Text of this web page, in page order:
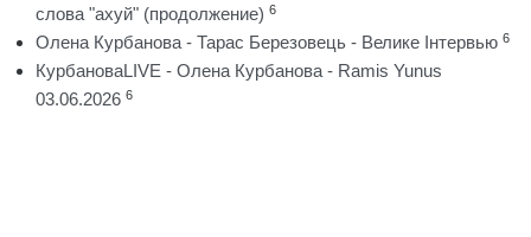
слова "ахуй" (продолжение) 6
Олена Курбанова - Тарас Березовець - Велике Інтервью 6
КурбановаLIVE - Олена Курбанова - Ramis Yunus
03.06.2026 6